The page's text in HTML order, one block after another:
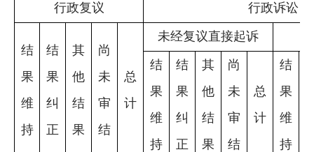
行政复议
行政诉讼
结
果
维
持
结
果
纠
正
其
他
结
果
尚
未
审
结
总
计
未经复议直接起诉
结
果
维
持
结
果
纠
正
其
他
结
果
尚
未
审
结
总
计
结
果
维
持